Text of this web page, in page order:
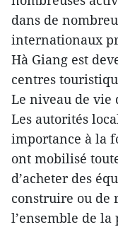
dans de
internationaux
Hà Giang est
centres
Le niveau de vie
Les autorités
importance à la
ont mobilisé
d’acheter des
construire ou de
l’ensemble de